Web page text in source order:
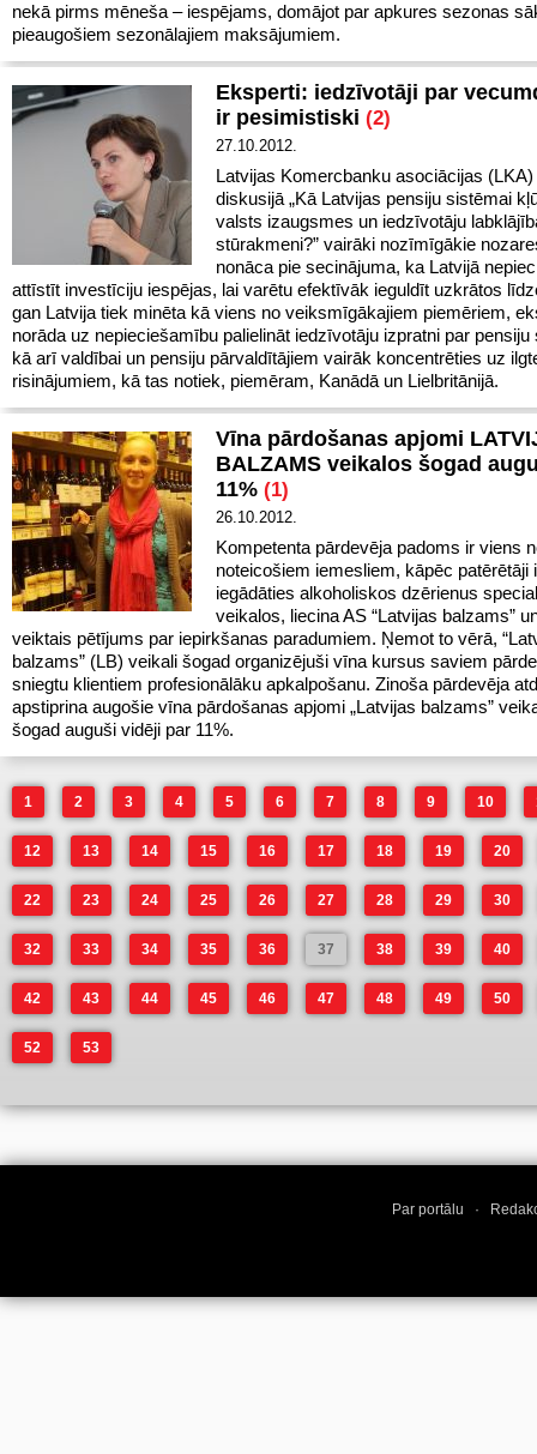
nekā pirms mēneša – iespējams, domājot par apkures sezonas
pieaugošiem sezonālajiem maksājumiem.
Eksperti: iedzīvotāji par
ir pesimistiski (2)
27.10.2012.
Latvijas Komercbanku asociācijas
diskusijā „Kā Latvijas pensiju sistēmai
valsts izaugsmes un iedzīvotāju
stūrakmeni?” vairāki nozīmīgākie
nonāca pie secinājuma, ka Latvijā
attīstīt investīciju iespējas, lai varētu efektīvāk ieguldīt uzkrātos
gan Latvija tiek minēta kā viens no veiksmīgākajiem piemēriem,
norāda uz nepieciešamību palielināt iedzīvotāju izpratni par pensiju
kā arī valdībai un pensiju pārvaldītājiem vairāk koncentrēties uz
risinājumiem, kā tas notiek, piemēram, Kanādā un Lielbritānijā.
Vīna pārdošanas apjomi
BALZAMS veikalos šogad
11% (1)
26.10.2012.
Kompetenta pārdevēja padoms ir viens
noteicošiem iemesliem, kāpēc patērētāji
iegādāties alkoholiskos dzērienus
veikalos, liecina AS “Latvijas balzams”
veiktais pētījums par iepirkšanas paradumiem. Ņemot to vērā,
balzams” (LB) veikali šogad organizējuši vīna kursus saviem
sniegtu klientiem profesionālāku apkalpošanu. Zinoša pārdevēja
apstiprina augošie vīna pārdošanas apjomi „Latvijas balzams”
šogad auguši vidēji par 11%.
1 2 3 4 5 6 7 8 9 10
12 13 14 15 16 17 18 19 20
22 23 24 25 26 27 28 29 30
32 33 34 35 36 37 38 39 40
42 43 44 45 46 47 48 49 50
52 53
Par portālu ·